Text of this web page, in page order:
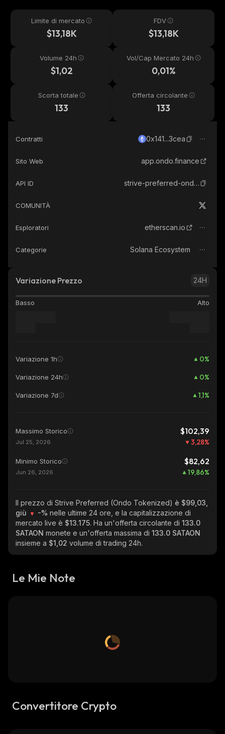
Limite di mercato
$13,18K
FDV
$13,18K
Volume 24h
$1,02
Vol/Cap Mercato 24h
0,01%
Scorta totale
133
Offerta circolante
133
Contratti 0x141...3cea
Sito Web app.ondo.finance
API ID strive-preferred-ondo-tokenized
COMUNITÀ
Esploratori etherscan.io
Categorie Solana Ecosystem
Variazione Prezzo 24H
Basso Alto
Variazione 1h 0%
Variazione 24h 0%
Variazione 7d 1,1%
Massimo Storico $102,39
Jul 25, 2026 3,28%
Minimo Storico $82,62
Jun 26, 2026 19,86%
Il prezzo di Strive Preferred (Ondo Tokenized) è $99,03,
giù
-% nelle ultime 24 ore, e la capitalizzazione di
mercato live è $13.175. Ha un'offerta circolante di 133.0
SATAON monete e un'offerta massima di 133.0 SATAON
insieme a $1,02 volume di trading 24h.
Le Mie Note
Convertitore Crypto